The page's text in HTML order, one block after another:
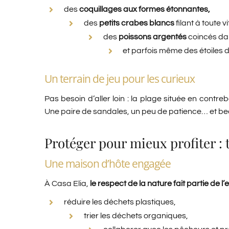
descoquillages aux formes étonnantes,
des petits crabes blancsfilant à toute
des poissons argentéscoincés
et parfois même des étoiles
Un terrain de jeu pour les curieux
Pas besoin d’aller loin : la plage située en
Une paire de sandales, un peu de patience… et
Protéger pour mieux profiter :
Une maison d’hôte engagée
À Casa Elia, le respect de la nature fait partie de
réduire les déchets plastiques,
trier les déchets organiques,